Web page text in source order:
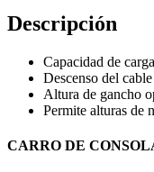
Descripción
Capacidad de carga
Descenso del
Altura de gancho
Permite alturas de
CARRO DE